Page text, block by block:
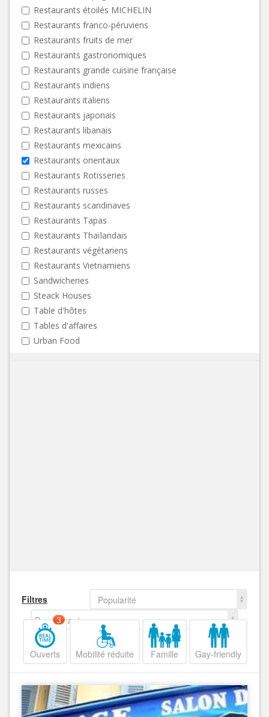
Restaurants étoilés MICHELIN
Restaurants franco-péruviens
Restaurants fruits de mer
Restaurants gastronomiques
Restaurants grande cuisine française
Restaurants indiens
Restaurants italiens
Restaurants japonais
Restaurants libanais
Restaurants mexicains
Restaurants orientaux
Restaurants Rotisseries
Restaurants russes
Restaurants scandinaves
Restaurants Tapas
Restaurants Thaïlandais
Restaurants végétariens
Restaurants Vietnamiens
Sandwicheries
Steack Houses
Table d'hôtes
Tables d'affaires
Urban Food
Filtres
Popularité
Decroissant
Ouverts
3
Mobilité réduite Famille Gay-friendly